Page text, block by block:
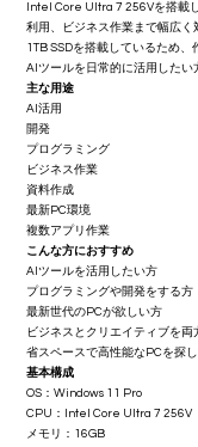
Intel Core Ultra 7 256Vを搭載
利用、ビジネス作業まで幅広く
1TB SSDを搭載しているため、
AIツールを日常的に活用したい
主な用途
AI活用
開発
プログラミング
ビジネス作業
資料作成
最新PC環境
複数アプリ作業
こんな方におすすめ
AIツールを活用したい方
プログラミングや開発をする方
最新世代のPCが欲しい方
ビジネスとクリエイティブを両
省スペースで高性能なPCを探
基本構成
OS：Windows 11 Pro
CPU：Intel Core Ultra 7 256V
メモリ：16GB